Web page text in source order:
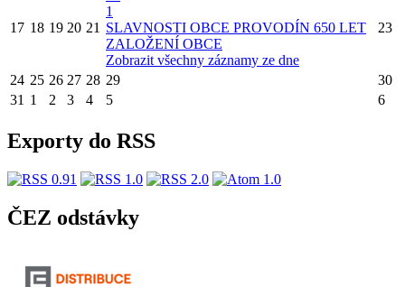
17 18 19 20 21
1
SLAVNOSTI OBCE PROVODÍN 650 LET
ZALOŽENÍ OBCE
Zobrazit všechny záznamy ze dne
23
24 25 26 27 28 29
30
31 1 2 3 4 5 6
Exporty do RSS
ČEZ odstávky